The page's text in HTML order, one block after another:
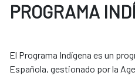
PROGRAMA
El Programa Indígena es un
Española, gestionado por la